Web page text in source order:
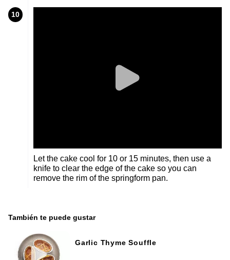
10
Let the cake cool for 10 or 15 minutes, then use a
knife to clear the edge of the cake so you can
remove the rim of the springform pan.
También te puede gustar
Garlic Thyme Souffle